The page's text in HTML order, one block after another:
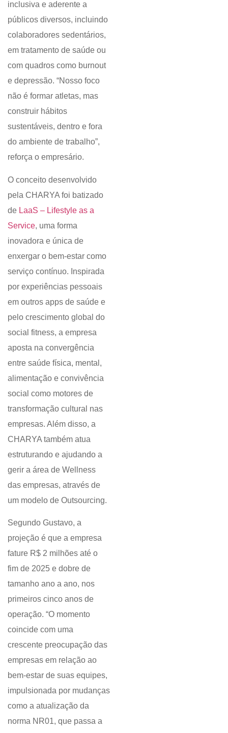
inclusiva e aderente a
públicos diversos, incluindo
colaboradores sedentários,
em tratamento de saúde ou
com quadros como burnout
e depressão. “Nosso foco
não é formar atletas, mas
construir hábitos
sustentáveis, dentro e fora
do ambiente de trabalho”,
reforça o empresário.
O conceito desenvolvido
pela CHARYA foi batizado
de LaaS – Lifestyle as a
Service, uma forma
inovadora e única de
enxergar o bem-estar como
serviço contínuo. Inspirada
por experiências pessoais
em outros apps de saúde e
pelo crescimento global do
social fitness, a empresa
aposta na convergência
entre saúde física, mental,
alimentação e convivência
social como motores de
transformação cultural nas
empresas. Além disso, a
CHARYA também atua
estruturando e ajudando a
gerir a área de Wellness
das empresas, através de
um modelo de Outsourcing.
Segundo Gustavo, a
projeção é que a empresa
fature R$ 2 milhões até o
fim de 2025 e dobre de
tamanho ano a ano, nos
primeiros cinco anos de
operação. “O momento
coincide com uma
crescente preocupação das
empresas em relação ao
bem-estar de suas equipes,
impulsionada por mudanças
como a atualização da
norma NR01, que passa a